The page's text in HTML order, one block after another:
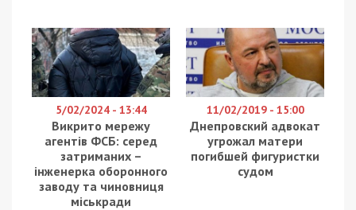
5/02/2024 - 13:44
Викрито мережу
агентів ФСБ: серед
затриманих –
інженерка оборонного
заводу та чиновниця
міськради
11/02/2019 - 15:00
Днепровский адвокат
угрожал матери
погибшей фигуристки
судом